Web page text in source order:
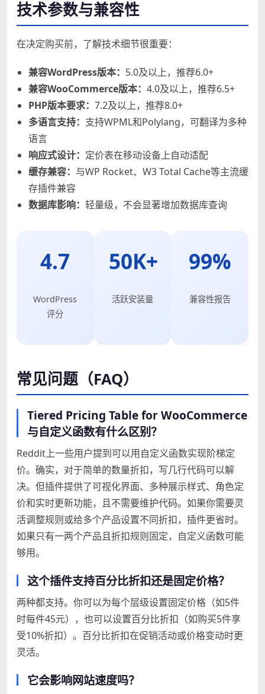
技术参数与兼容性
在决定购买前，了解技术细节很重要：
兼容WordPress版本： 5.0及以上，推荐6.0+
兼容WooCommerce版本： 4.0及以上，推荐6.5+
PHP版本要求： 7.2及以上，推荐8.0+
多语言支持： 支持WPML和Polylang，可翻译为多种
语言
响应式设计： 定价表在移动设备上自动适配
缓存兼容： 与WP Rocket、W3 Total Cache等主流缓
存插件兼容
数据库影响： 轻量级，不会显著增加数据库查询
4.7
WordPress
评分
50K+
活跃安装量
99%
兼容性报告
常见问题（FAQ）
Tiered Pricing Table for WooCommerce
与自定义函数有什么区别？
Reddit上一些用户提到可以用自定义函数实现阶梯定
价。确实，对于简单的数量折扣，写几行代码可以解
决。但插件提供了可视化界面、多种展示样式、角色定
价和实时更新功能，且不需要维护代码。如果你需要灵
活调整规则或给多个产品设置不同折扣，插件更省时。
如果只有一两个产品且折扣规则固定，自定义函数可能
够用。
这个插件支持百分比折扣还是固定价格？
两种都支持。你可以为每个层级设置固定价格（如5件
时每件45元），也可以设置百分比折扣（如购买5件享
受10%折扣）。百分比折扣在促销活动或价格变动时更
灵活。
它会影响网站速度吗？